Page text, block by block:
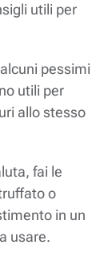
utili per
pessimi
utili per
allo stesso
fai le
o
in un
usare.